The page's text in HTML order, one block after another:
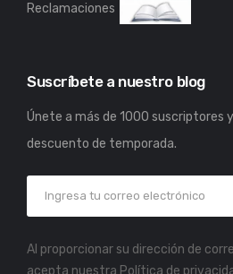
Reclamaciones
Suscríbete a nuestro blog
Únete a más de 1000 suscriptores
descuento de temporada.
Al proporcionar su dirección de
acepta nuestra Política de